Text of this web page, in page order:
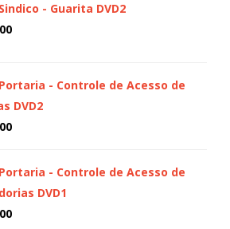
- Guarita DVD2
- Controle de Acesso de
DVD2
- Controle de Acesso de
DVD1